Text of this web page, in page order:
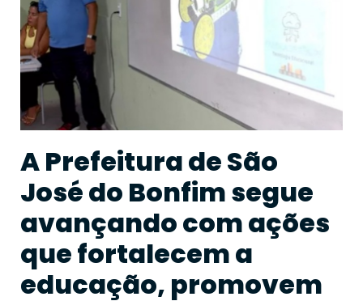
A Prefeitura de São
José do Bonfim segue
avançando com ações
que fortalecem a
educação, promovem